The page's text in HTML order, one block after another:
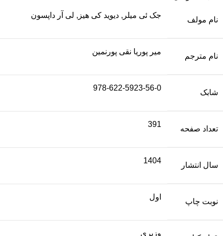
نام مولف
جک ئی میلر, دیوید کی هیز, لی آر داپسون
نام مترجم
میر پوریا نقی پورنمین
شابک
978-622-5923-56-0
تعداد صفحه
391
سال انتشار
1404
نوبت چاپ
اول
وزیری